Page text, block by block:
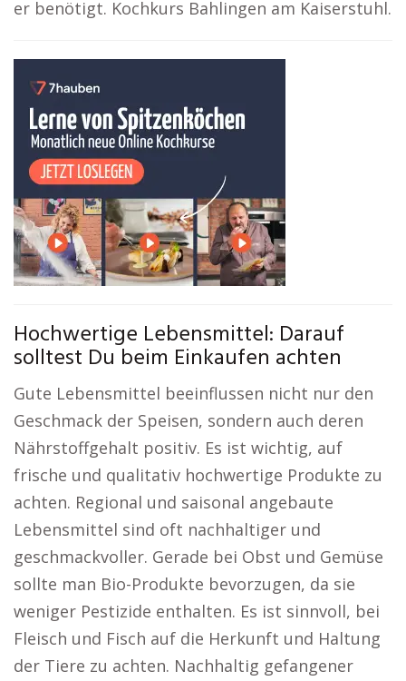
er benötigt. Kochkurs Bahlingen am Kaiserstuhl.
Hochwertige Lebensmittel: Darauf
solltest Du beim Einkaufen achten
Gute Lebensmittel beeinflussen nicht nur den
Geschmack der Speisen, sondern auch deren
Nährstoffgehalt positiv. Es ist wichtig, auf
frische und qualitativ hochwertige Produkte zu
achten. Regional und saisonal angebaute
Lebensmittel sind oft nachhaltiger und
geschmackvoller. Gerade bei Obst und Gemüse
sollte man Bio-Produkte bevorzugen, da sie
weniger Pestizide enthalten. Es ist sinnvoll, bei
Fleisch und Fisch auf die Herkunft und Haltung
der Tiere zu achten. Nachhaltig gefangener